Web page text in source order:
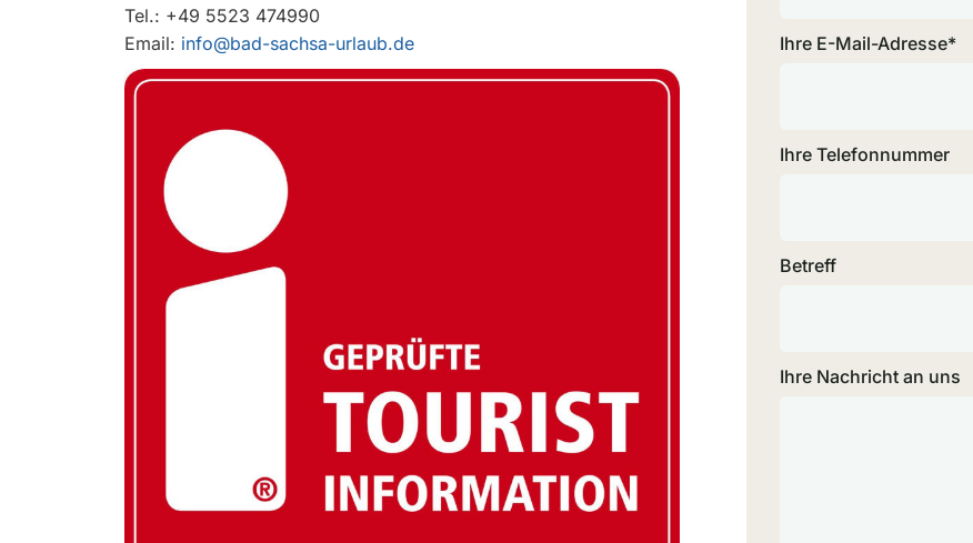
Tel.: +49 5523 474990
Email: info@bad-sachsa-urlaub.de Ihre E-Mail-Adresse*
Ihre Telefonnummer
Betreff
Ihre Nachricht an uns